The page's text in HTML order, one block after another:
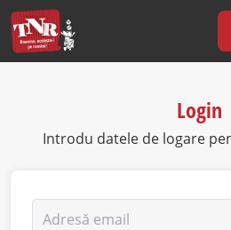
Login
Introdu datele de logare
Adresă email